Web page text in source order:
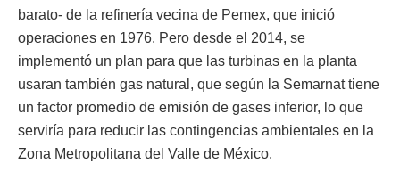
barato- de la refinería vecina de Pemex, que inició
operaciones en 1976. Pero desde el 2014, se
implementó un plan para que las turbinas en la planta
usaran también gas natural, que según la Semarnat tiene
un factor promedio de emisión de gases inferior, lo que
serviría para reducir las contingencias ambientales en la
Zona Metropolitana del Valle de México.